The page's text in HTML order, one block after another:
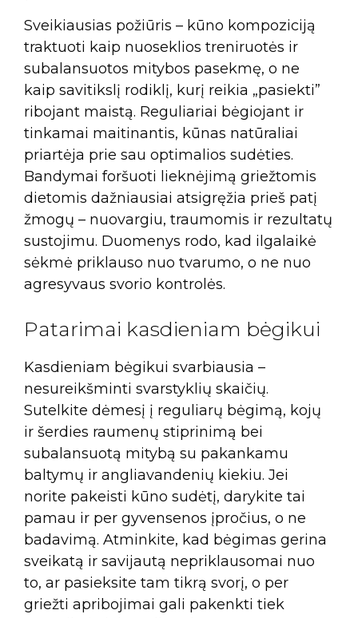
Sveikiausias požiūris – kūno kompoziciją
traktuoti kaip nuoseklios treniruotės ir
subalansuotos mitybos pasekmę, o ne
kaip savitikslį rodiklį, kurį reikia „pasiekti”
ribojant maistą. Reguliariai bėgiojant ir
tinkamai maitinantis, kūnas natūraliai
priartėja prie sau optimalios sudėties.
Bandymai foršuoti lieknėjimą griežtomis
dietomis dažniausiai atsigręžia prieš patį
žmogų – nuovargiu, traumomis ir rezultatų
sustojimu. Duomenys rodo, kad ilgalaikė
sėkmė priklauso nuo tvarumo, o ne nuo
agresyvaus svorio kontrolės.
Patarimai kasdieniam bėgikui
Kasdieniam bėgikui svarbiausia –
nesureikšminti svarstyklių skaičių.
Sutelkite dėmesį į reguliarų bėgimą, kojų
ir šerdies raumenų stiprinimą bei
subalansuotą mitybą su pakankamu
baltymų ir angliavandenių kiekiu. Jei
norite pakeisti kūno sudėtį, darykite tai
pamau ir per gyvensenos įpročius, o ne
badavimą. Atminkite, kad bėgimas gerina
sveikatą ir savijautą nepriklausomai nuo
to, ar pasieksite tam tikrą svorį, o per
griežti apribojimai gali pakenkti tiek